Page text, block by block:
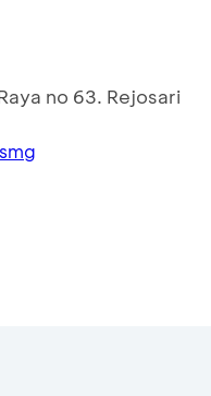
no 63. Rejosari